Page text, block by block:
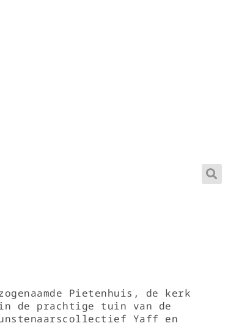
Pietenhuis, de kerk
de prachtige tuin van de
Yaff en